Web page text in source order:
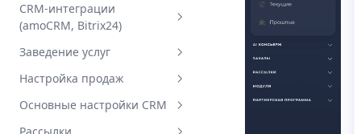
Назначение ресурсов на
услуги
Работа с календарем
(Шахматка)
Ограничения и особенности
CRM-интеграции
(amoCRM, Bitrix24)
amoCRM: подключение и
настройка чатов
Заведение услуг
Управление группами
Настройка продаж
Аттрибуты оффера
Основные настройки CRM